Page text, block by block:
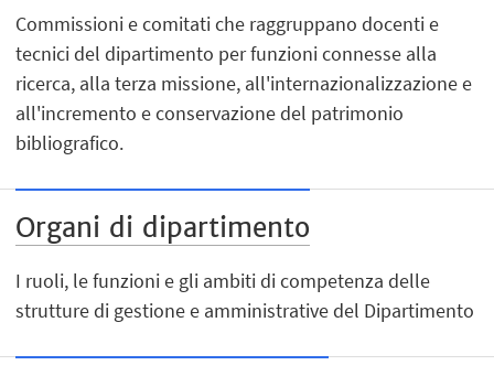
Commissioni e comitati che raggruppano docenti e
tecnici del dipartimento per funzioni connesse alla
ricerca, alla terza missione, all'internazionalizzazione e
all'incremento e conservazione del patrimonio
bibliografico.
Organi di dipartimento
I ruoli, le funzioni e gli ambiti di competenza delle
strutture di gestione e amministrative del Dipartimento